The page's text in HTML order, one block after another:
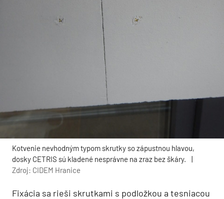
Kotvenie nevhodným typom skrutky so zápustnou hlavou,
dosky CETRIS sú kladené nesprávne na zraz bez škáry.
|
Zdroj: CIDEM Hranice
Fixácia sa rieši skrutkami s podložkou a tesniacou